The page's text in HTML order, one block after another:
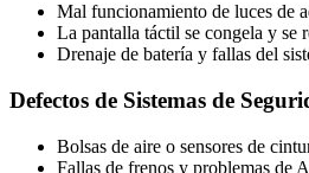
Mal funcionamiento de luces de
La pantalla táctil se congela y se
Drenaje de batería y fallas del
Defectos de Sistemas de
Bolsas de aire o sensores de
Fallas de frenos y problemas de